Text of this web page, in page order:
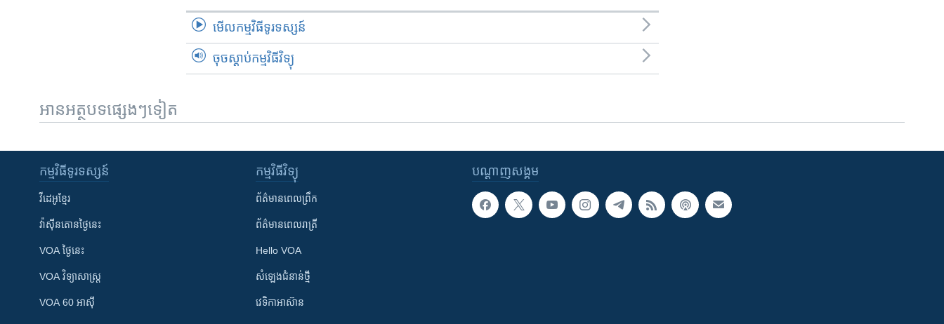
មើល​កម្មវិធី​ទូរទស្សន៍
ចុចស្តាប់កម្មវិធីវិទ្យុ
អានអត្ថបទផ្សេងៗទៀត
បណ្តាញ​សង្គម
កម្មវិធី​ទូរទស្សន៍
វីដេអូ​ខ្មែរ
វ៉ាស៊ីនតោន​ថ្ងៃ​នេះ
VOA ថ្ងៃនេះ
VOA ​វិទ្យាសាស្ត្រ
VOA 60 អាស៊ី
កម្មវិធី​វិទ្យុ
ព័ត៌មាន​ពេល​ព្រឹក
ព័ត៌មាន​​ពេល​រាត្រី
Hello VOA
សំឡេង​ជំនាន់​ថ្មី
វេទិកា​អាស៊ាន